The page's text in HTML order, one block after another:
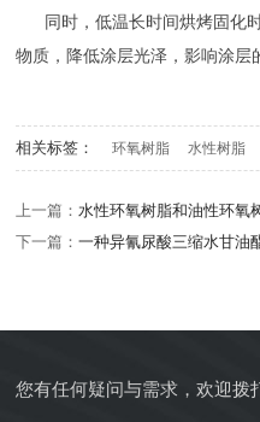
同时，低温长时间烘烤固化
物质，降低涂层光泽，影响涂层
相关标签： 环氧树脂 水性树脂
上一篇：水性环氧树脂和油性环氧
下一篇：一种异氰尿酸三缩水甘油
您有任何疑问与需求，欢迎拨